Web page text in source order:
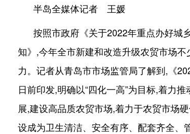
半岛全媒体记者 王媛
按照市政府《关于2022年重点办好城
知》,今年全市新建和改造升级农贸市场
力。记者从青岛市市场监管局了解到,《
日前印发,明确以“四化一高”为目标,着力
展,建设高品质农贸市场,着力于农贸市场
设成为卫生清洁、安全有序、配套齐全、